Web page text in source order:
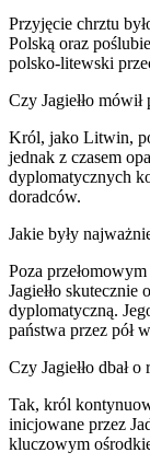
Przyjęcie chrztu
Polską oraz
polsko-litewski
Czy Jagiełło
Król, jako Litwin,
jednak z czasem
dyplomatycznych
doradców.
Jakie były
Poza
Jagiełło
dyplomatyczną.
państwa przez pół
Czy Jagiełło dbał
Tak, król
inicjowane przez
kluczowym